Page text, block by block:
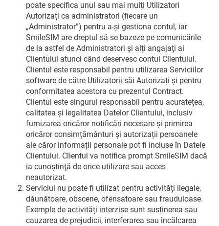
poate specifica unul sau mai mulți Utilizatori
Autorizați ca administratori (fiecare un
„Administrator”) pentru a-și gestiona contul, iar
SmileSIM are dreptul să se bazeze pe comunicările
de la astfel de Administratori și alți angajați ai
Clientului atunci când deservesc contul Clientului.
Clientul este responsabil pentru utilizarea Serviciilor
software de către Utilizatorii săi Autorizați și pentru
conformitatea acestora cu prezentul Contract.
Clientul este singurul responsabil pentru acuratețea,
calitatea și legalitatea Datelor Clientului, inclusiv
furnizarea oricăror notificări necesare și primirea
oricăror consimțământuri și autorizații persoanele
ale căror informații personale pot fi incluse în Datele
Clientului. Clientul va notifica prompt SmileSIM dacă
ia cunoştinţă de orice utilizare sau acces
neautorizat.
Serviciul nu poate fi utilizat pentru activități ilegale,
dăunătoare, obscene, ofensatoare sau frauduloase.
Exemple de activități interzise sunt susținerea sau
cauzarea de prejudicii, interferarea sau încălcarea